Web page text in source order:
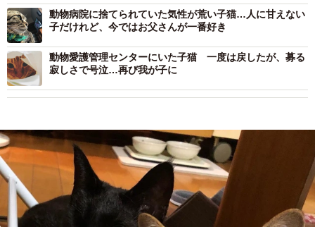
動物病院に捨てられていた気性が荒い子猫…人に甘えない
子だけれど、今ではお父さんが一番好き
動物愛護管理センターにいた子猫 一度は戻したが、募る
寂しさで号泣…再び我が子に